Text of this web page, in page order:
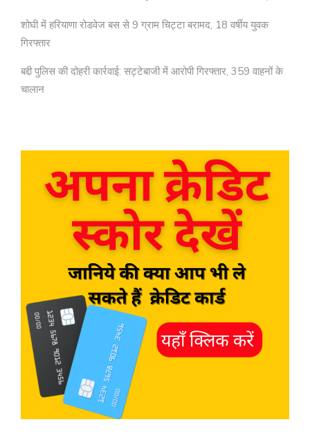
शोघी में हरियाणा रोडवेज बस से 9 ग्राम चिट्टा बरामद, 18 वर्षीय युवक
गिरफ्तार
बद्दी पुलिस की दोहरी कार्रवाई: सट्टेबाजी में आरोपी गिरफ्तार, 359 वाहनों के
चालान